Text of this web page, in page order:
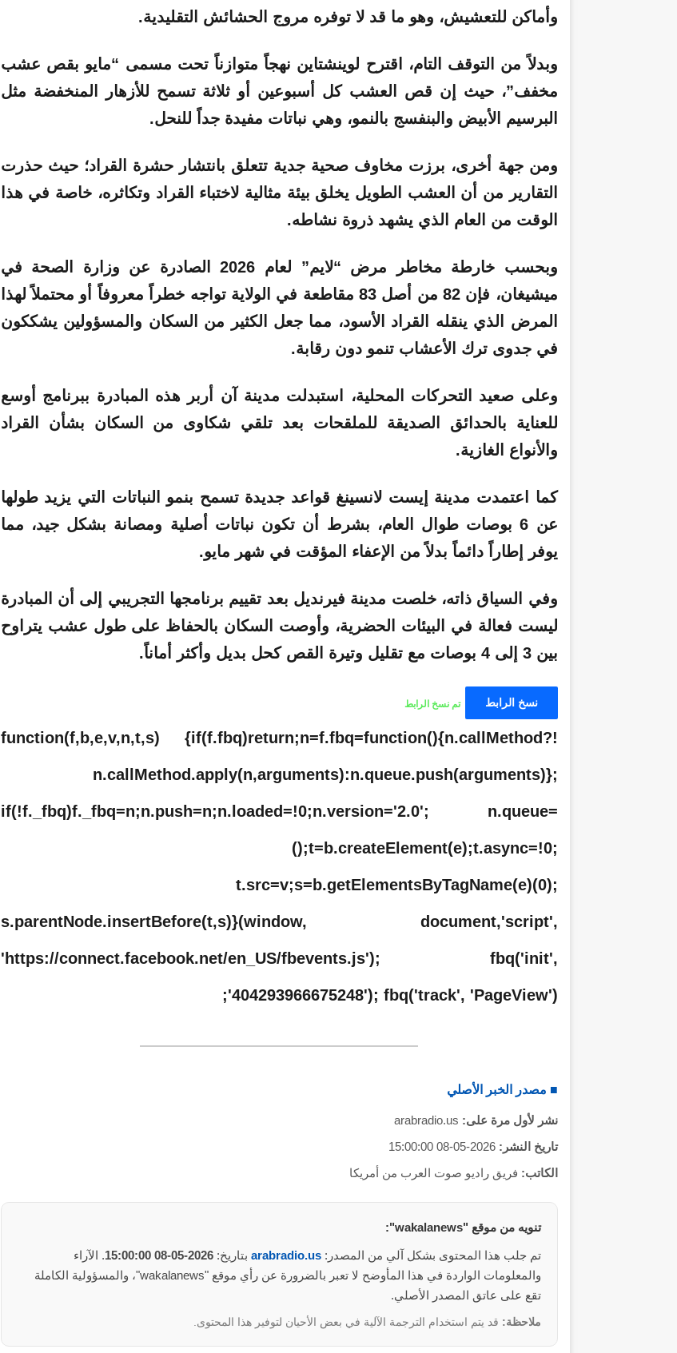
وأماكن للتعشيش، وهو ما قد لا توفره مروج الحشائش التقليدية.
وبدلاً من التوقف التام، اقترح لوينشتاين نهجاً متوازناً تحت مسمى “مايو بقص عشب
مخفف”، حيث إن قص العشب كل أسبوعين أو ثلاثة تسمح للأزهار المنخفضة مثل
البرسيم الأبيض والبنفسج بالنمو، وهي نباتات مفيدة جداً للنحل.
ومن جهة أخرى، برزت مخاوف صحية جدية تتعلق بانتشار حشرة القراد؛ حيث حذرت
التقارير من أن العشب الطويل يخلق بيئة مثالية لاختباء القراد وتكاثره، خاصة في هذا
الوقت من العام الذي يشهد ذروة نشاطه.
وبحسب خارطة مخاطر مرض “لايم” لعام 2026 الصادرة عن وزارة الصحة في
ميشيغان، فإن 82 من أصل 83 مقاطعة في الولاية تواجه خطراً معروفاً أو محتملاً لهذا
المرض الذي ينقله القراد الأسود، مما جعل الكثير من السكان والمسؤولين يشككون
في جدوى ترك الأعشاب تنمو دون رقابة.
وعلى صعيد التحركات المحلية، استبدلت مدينة آن أربر هذه المبادرة ببرنامج أوسع
للعناية بالحدائق الصديقة للملقحات بعد تلقي شكاوى من السكان بشأن القراد
والأنواع الغازية.
كما اعتمدت مدينة إيست لانسينغ قواعد جديدة تسمح بنمو النباتات التي يزيد طولها
عن 6 بوصات طوال العام، بشرط أن تكون نباتات أصلية ومصانة بشكل جيد، مما
يوفر إطاراً دائماً بدلاً من الإعفاء المؤقت في شهر مايو.
وفي السياق ذاته، خلصت مدينة فيرنديل بعد تقييم برنامجها التجريبي إلى أن المبادرة
ليست فعالة في البيئات الحضرية، وأوصت السكان بالحفاظ على طول عشب يتراوح
بين 3 إلى 4 بوصات مع تقليل وتيرة القص كحل بديل وأكثر أماناً.
نسخ الرابط تم نسخ الرابط
!function(f,b,e,v,n,t,s) {if(f.fbq)return;n=f.fbq=function(){n.callMethod?
n.callMethod.apply(n,arguments):n.queue.push(arguments)};
if(!f._fbq)f._fbq=n;n.push=n;n.loaded=!0;n.version='2.0'; n.queue=
();t=b.createElement(e);t.async=!0;
t.src=v;s=b.getElementsByTagName(e)(0);
s.parentNode.insertBefore(t,s)}(window, document,'script',
'https://connect.facebook.net/en_US/fbevents.js'); fbq('init',
'404293966675248'); fbq('track', 'PageView');
■ مصدر الخبر الأصلي
نشر لأول مرة على: arabradio.us
تاريخ النشر: 2026-05-08 15:00:00
الكاتب: فريق راديو صوت العرب من أمريكا
تنويه من موقع "wakalanews":
تم جلب هذا المحتوى بشكل آلي من المصدر:arabradio.us بتاريخ:2026-05-08 15:00:00
. الآراء
والمعلومات الواردة في هذا المأوضح لا تعبر بالضرورة عن رأي موقع "wakalanews"، والمسؤولية الكاملة
تقع على عاتق المصدر الأصلي.
ملاحظة: قد يتم استخدام الترجمة الآلية في بعض الأحيان لتوفير هذا المحتوى.